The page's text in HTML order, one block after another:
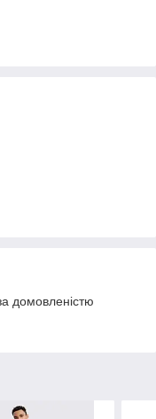
домовленістю